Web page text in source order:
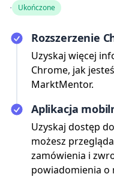
· Ukończone
Rozszerzenie
Uzyskaj więcej
Chrome, jak
MarktMentor.
Aplikacja
Uzyskaj dostęp
możesz
zamówienia i
powiadomienia o